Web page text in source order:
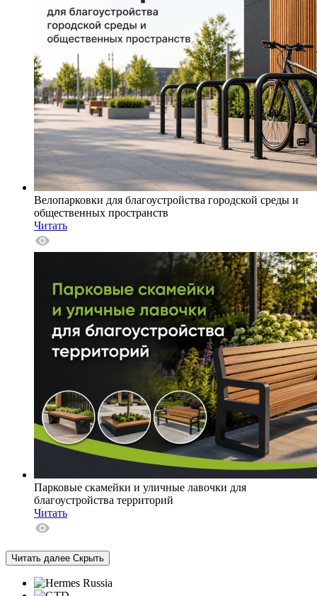
Велопарковки для благоустройства городской среды и
общественных пространств
Читать
Парковые скамейки и уличные лавочки для
благоустройства территорий
Читать
Читать далее Скрыть